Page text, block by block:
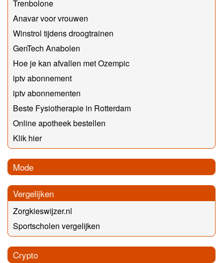
Trenbolone
Anavar voor vrouwen
Winstrol tijdens droogtrainen
GenTech Anabolen
Hoe je kan afvallen met Ozempic
iptv abonnement
iptv abonnementen
Beste Fysiotherapie in Rotterdam
Online apotheek bestellen
Klik hier
Mode
Vergelijken
Zorgkieswijzer.nl
Sportscholen vergelijken
Crypto